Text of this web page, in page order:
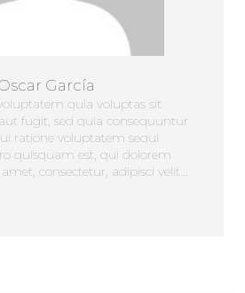
García
quia voluptas sit
fugit, sed quia consequuntur
ratione voluptatem sequi
quisquam est, qui dolorem
consectetur, adipisci velit...